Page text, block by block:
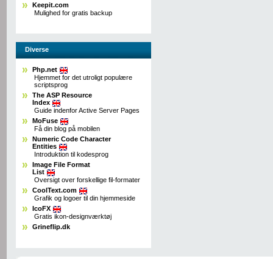
Keepit.com
Mulighed for gratis backup
Diverse
Php.net
Hjemmet for det utroligt populære
scriptsprog
The ASP Resource
Index
Guide indenfor Active Server Pages
MoFuse
Få din blog på mobilen
Numeric Code Character
Entities
Introduktion til kodesprog
Image File Format
List
Oversigt over forskellige fil-formater
CoolText.com
Grafik og logoer til din hjemmeside
IcoFX
Gratis ikon-designværktøj
Grineflip.dk